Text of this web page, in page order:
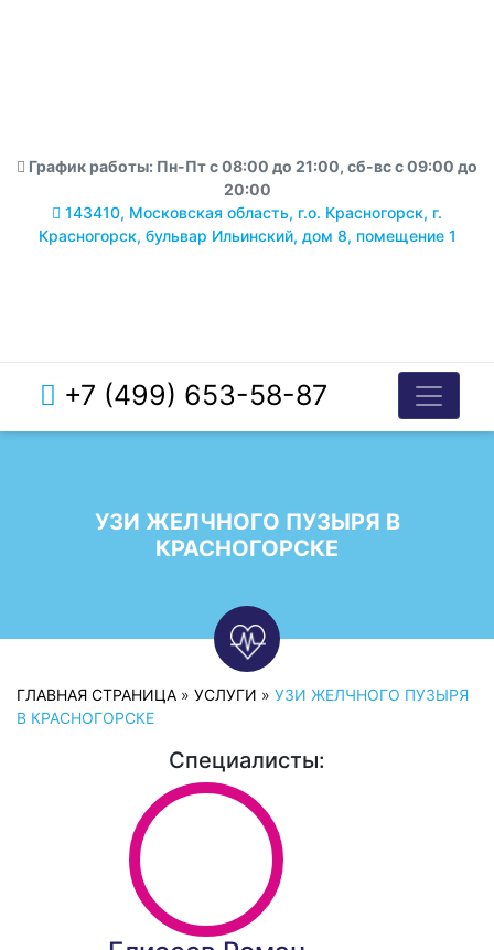
График работы: Пн-Пт с 08:00 до 21:00, сб-вс с 09:00 до
20:00
143410, Московская область, г.о. Красногорск, г.
Красногорск, бульвар Ильинский, дом 8, помещение 1
+7 (499) 653-58-87
УЗИ ЖЕЛЧНОГО ПУЗЫРЯ В
КРАСНОГОРСКЕ
ГЛАВНАЯ СТРАНИЦА » УСЛУГИ » УЗИ ЖЕЛЧНОГО ПУЗЫРЯ
В КРАСНОГОРСКЕ
Специалисты: